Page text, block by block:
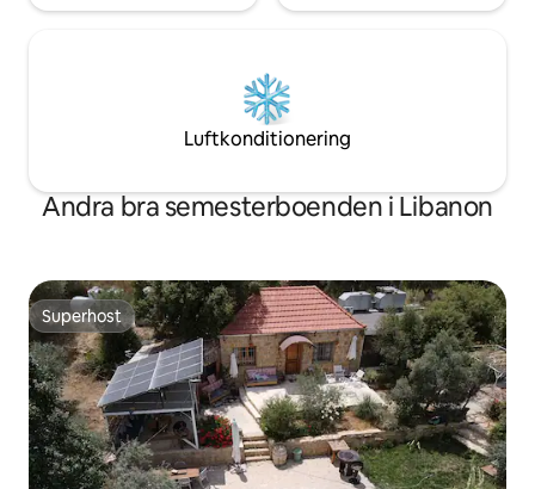
Luftkonditionering
Andra bra semesterboenden i Libanon
Superhost
Superhost